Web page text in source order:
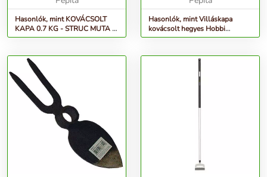
Hasonlók, mint KOVÁCSOLT
KAPA 0.7 KG - STRUC MUTA -
Szlovén típusú megerősített...
Hasonlók, mint Villáskapa
kovácsolt hegyes Hobbi
NYELEZETT